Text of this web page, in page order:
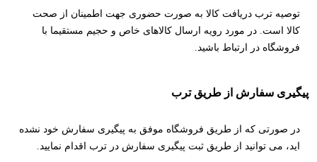
توصیه ترب دریافت کالا به صورت حضوری جهت اطمینان از صحت
کالا است. در مورد رویه ارسال کالاهای خاص و حجیم مستقیما با
فروشگاه در ارتباط باشید.
پیگیری سفارش از طریق ترب
در صورتی که از طریق فروشگاه موفق به پیگیری سفارش خود نشده
اید، می توانید از طریق ثبت پیگیری سفارش در ترب اقدام نمایید.